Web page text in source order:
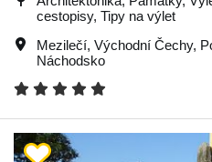
cestopisy, Tipy na výlet
Mezilečí, Východní Čechy,
Náchodsko